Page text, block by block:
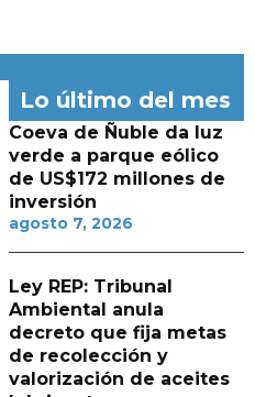
Lo último del mes
Coeva de Ñuble da luz
verde a parque eólico
de US$172 millones de
inversión
agosto 7, 2026
Ley REP: Tribunal
Ambiental anula
decreto que fija metas
de recolección y
valorización de aceites